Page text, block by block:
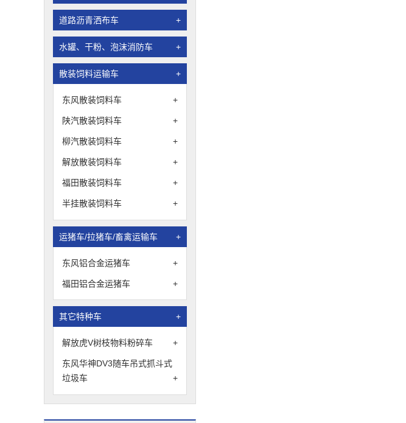
道路沥青洒布车 +
水罐、干粉、泡沫消防车 +
散装饲料运输车 +
东风散装饲料车 +
陕汽散装饲料车 +
柳汽散装饲料车 +
解放散装饲料车 +
福田散装饲料车 +
半挂散装饲料车 +
运猪车/拉猪车/畜禽运输车 +
东风铝合金运猪车 +
福田铝合金运猪车 +
其它特种车 +
解放虎V树枝物料粉碎车 +
东风华神DV3随车吊式抓斗式
垃圾车
+